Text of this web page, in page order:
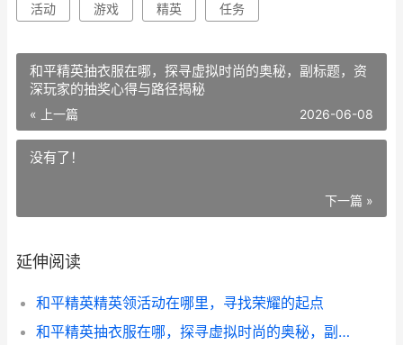
活动 游戏 精英 任务
和平精英抽衣服在哪，探寻虚拟时尚的奥秘，副标题，资
深玩家的抽奖心得与路径揭秘
« 上一篇 2026-06-08
没有了！
下一篇 »
延伸阅读
和平精英精英领活动在哪里，寻找荣耀的起点
和平精英抽衣服在哪，探寻虚拟时尚的奥秘，副标题，资深玩家的抽奖心得与路径揭秘